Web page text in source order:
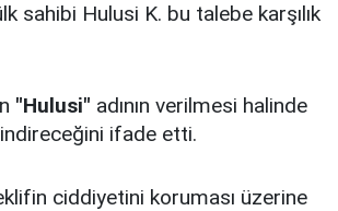
sahibi Hulusi K. bu talebe karşılık
"Hulusi" adının verilmesi halinde
ifade etti.
ciddiyetini koruması üzerine